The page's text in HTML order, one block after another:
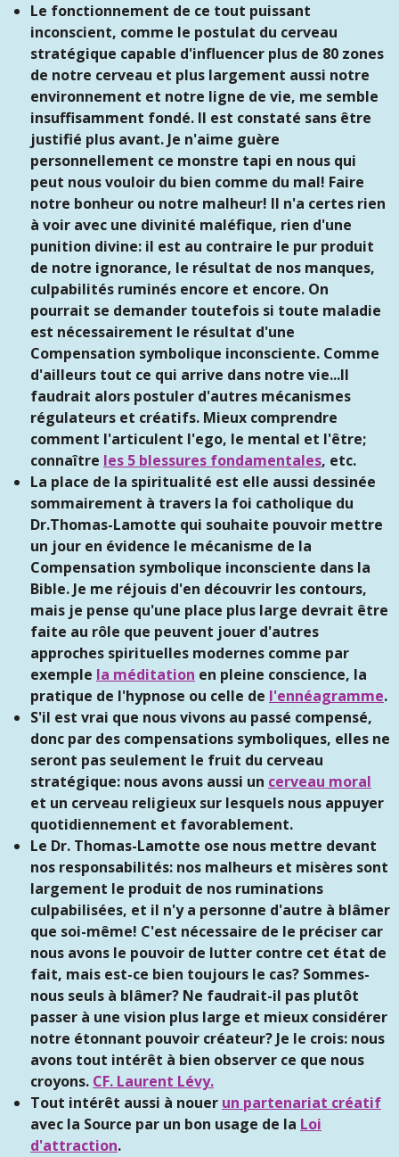
Le fonctionnement de ce tout puissant
inconscient, comme le postulat du cerveau
stratégique capable d'influencer plus de 80 zones
de notre cerveau et plus largement aussi notre
environnement et notre ligne de vie, me semble
insuffisamment fondé. Il est constaté sans être
justifié plus avant. Je n'aime guère
personnellement ce monstre tapi en nous qui
peut nous vouloir du bien comme du mal! Faire
notre bonheur ou notre malheur! Il n'a certes rien
à voir avec une divinité maléfique, rien d'une
punition divine: il est au contraire le pur produit
de notre ignorance, le résultat de nos manques,
culpabilités ruminés encore et encore. On
pourrait se demander toutefois si toute maladie
est nécessairement le résultat d'une
Compensation symbolique inconsciente. Comme
d'ailleurs tout ce qui arrive dans notre vie...Il
faudrait alors postuler d'autres mécanismes
régulateurs et créatifs. Mieux comprendre
comment l'articulent l'ego, le mental et l'être;
connaître les 5 blessures fondamentales, etc.
La place de la spiritualité est elle aussi dessinée
sommairement à travers la foi catholique du
Dr.Thomas-Lamotte qui souhaite pouvoir mettre
un jour en évidence le mécanisme de la
Compensation symbolique inconsciente dans la
Bible. Je me réjouis d'en découvrir les contours,
mais je pense qu'une place plus large devrait être
faite au rôle que peuvent jouer d'autres
approches spirituelles modernes comme par
exemple la méditation en pleine conscience, la
pratique de l'hypnose ou celle de l'ennéagramme.
S'il est vrai que nous vivons au passé compensé,
donc par des compensations symboliques, elles ne
seront pas seulement le fruit du cerveau
stratégique: nous avons aussi un cerveau moral
et un cerveau religieux sur lesquels nous appuyer
quotidiennement et favorablement.
Le Dr. Thomas-Lamotte ose nous mettre devant
nos responsabilités: nos malheurs et misères sont
largement le produit de nos ruminations
culpabilisées, et il n'y a personne d'autre à blâmer
que soi-même! C'est nécessaire de le préciser car
nous avons le pouvoir de lutter contre cet état de
fait, mais est-ce bien toujours le cas? Sommes-
nous seuls à blâmer? Ne faudrait-il pas plutôt
passer à une vision plus large et mieux considérer
notre étonnant pouvoir créateur? Je le crois: nous
avons tout intérêt à bien observer ce que nous
croyons. CF. Laurent Lévy.
Tout intérêt aussi à nouer un partenariat créatif
avec la Source par un bon usage de la Loi
d'attraction.